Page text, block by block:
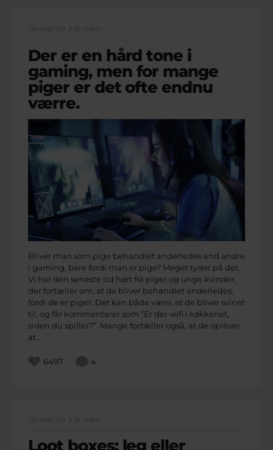
Skrevet for 2 år siden
Der er en hård tone i
gaming, men for mange
piger er det ofte endnu
værre.
Bliver man som pige behandlet anderledes end andre
i gaming, bare fordi man er pige? Meget tyder på det.
Vi har den seneste tid hørt fra piger og unge kvinder,
der fortæller om, at de bliver behandlet anderledes,
fordi de er piger. Det kan både være, at de bliver svinet
til, og får kommentarer som ”Er der wifi i køkkenet,
siden du spiller?”. Mange fortæller også, at de oplever
at...
6497 4
Skrevet for 2 år siden
Loot boxes: leg eller